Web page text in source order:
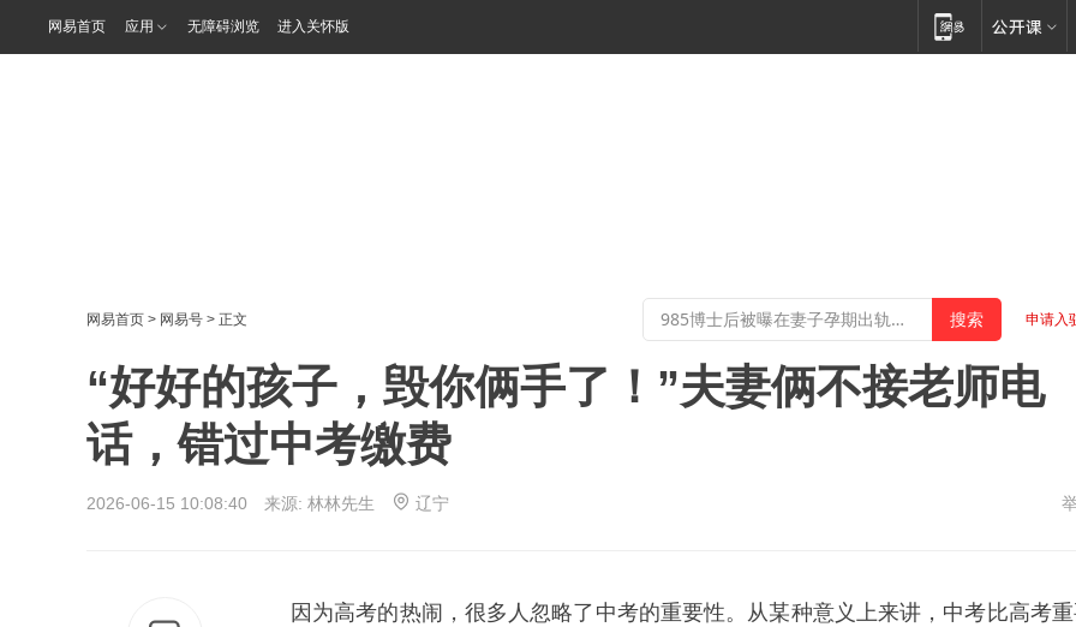
网易首页 应用 无障碍浏览 进入关怀版
网易首页 > 网易号 > 正文 申请入
“好好的孩子，毁你俩手了！”夫妻俩不接老师电
话，错过中考缴费
2026-06-15 10:08:40 来源: 林林先生 辽宁
因为高考的热闹，很多人忽略了中考的重要性。从某种意义上来讲，中考比高考